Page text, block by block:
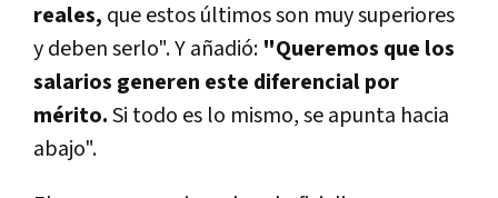
reales, que estos últimos son muy superiores
y deben serlo". Y añadió: "Queremos que los
salarios generen este diferencial por
mérito.Si todo es lo mismo, se apunta hacia
abajo".